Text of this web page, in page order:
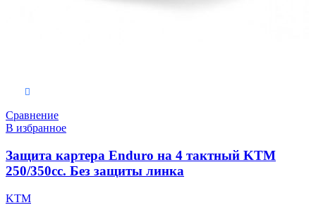
Сравнение
В избранное
Защита картера Enduro на 4 тактный KTM
250/350cc. Без защиты линка
KTM